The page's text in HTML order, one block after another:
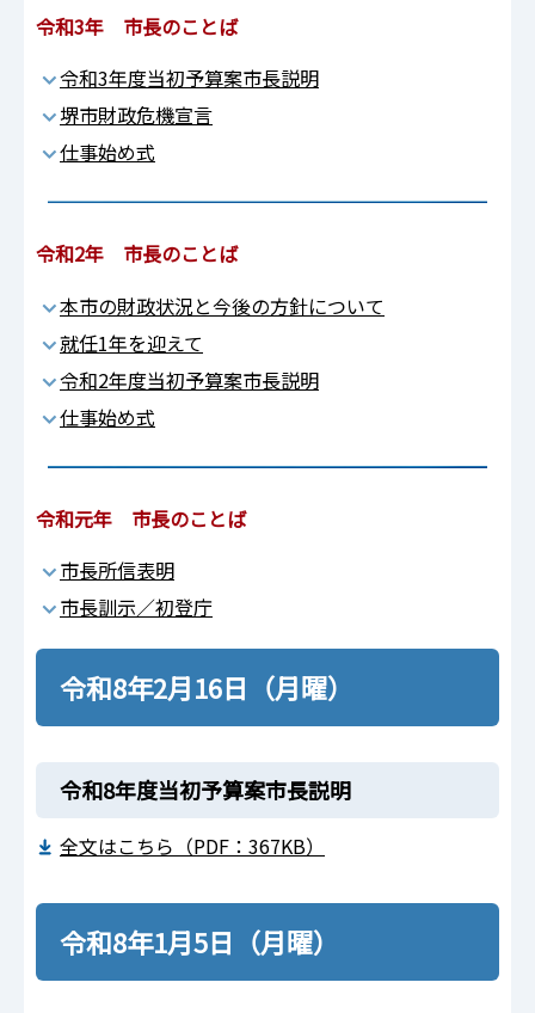
令和3年 市長のことば
令和3年度当初予算案市長説明
堺市財政危機宣言
仕事始め式
令和2年 市長のことば
本市の財政状況と今後の方針について
就任1年を迎えて
令和2年度当初予算案市長説明
仕事始め式
令和元年 市長のことば
市長所信表明
市長訓示／初登庁
令和8年2月16日（月曜）
令和8年度当初予算案市長説明
全文はこちら（PDF：367KB）
令和8年1月5日（月曜）